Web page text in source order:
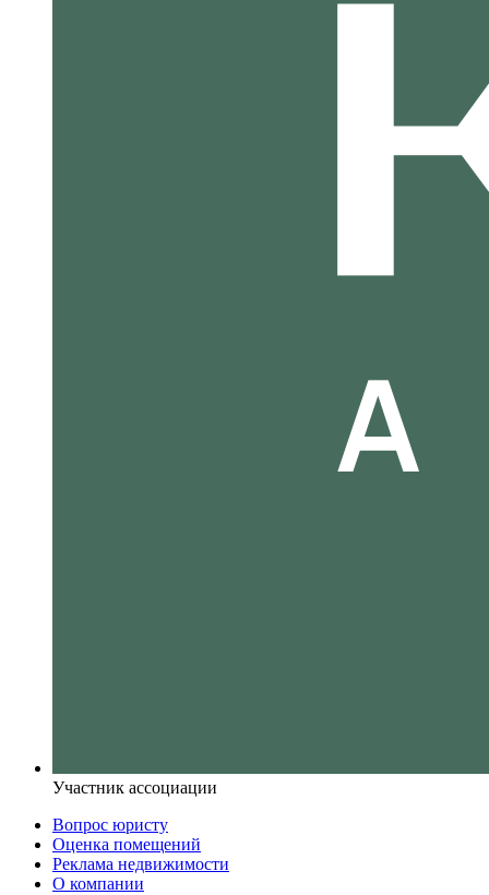
Участник ассоциации
Вопрос юристу
Оценка помещений
Реклама недвижимости
О компании